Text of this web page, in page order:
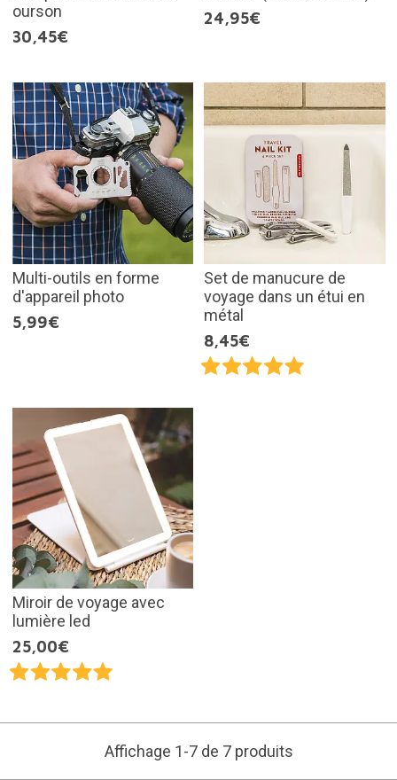
ourson
30,45€
24,95€
Multi-outils en forme
d'appareil photo
5,99€
Set de manucure de
voyage dans un étui en
métal
8,45€
Miroir de voyage avec
lumière led
25,00€
Affichage 1-7 de 7 produits